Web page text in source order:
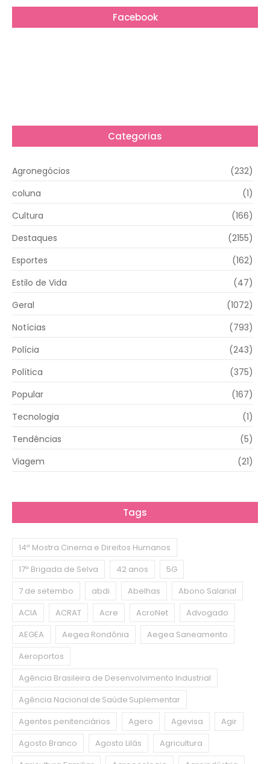
Facebook
Categorias
Agronegócios
(232)
coluna
(1)
Cultura
(166)
Destaques
(2155)
Esportes
(162)
Estilo de Vida
(47)
Geral
(1072)
Notícias
(793)
Polícia
(243)
Política
(375)
Popular
(167)
Tecnologia
(1)
Tendências
(5)
Viagem
(21)
Tags
14ª Mostra Cinema e Direitos Humanos
17ª Brigada de Selva
42 anos
5G
7 de setembo
abdi Abelhas
Abono Salarial
ACIA
ACRAT Acre AcroNet
Advogado
AEGEA
Aegea Rondônia
Aegea Saneamento
Aeroportos
Agência Brasileira de Desenvolvimento Industrial
Agência Nacional de Saúde Suplementar
Agentes penitenciários
Agero Agevisa
Agir
Agosto Branco
Agosto Lilás
Agricultura